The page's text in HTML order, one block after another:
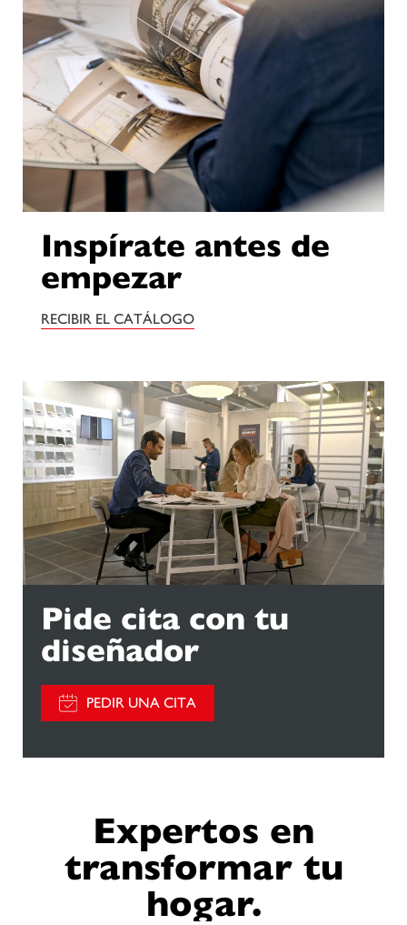
Inspírate antes de
empezar
RECIBIR EL CATÁLOGO
Pide cita con tu
diseñador
PEDIR UNA CITA
Expertos en
transformar tu
hogar.